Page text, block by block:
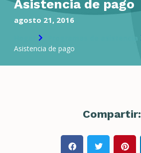
Asistencia de pago
agosto 21, 2016
Asistencia de pago
Compartir: